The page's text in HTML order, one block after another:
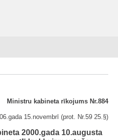
Ministru kabineta rīkojums Nr.884
15.novembrī (prot. Nr.59 25.§)
2000.gada 10.augusta